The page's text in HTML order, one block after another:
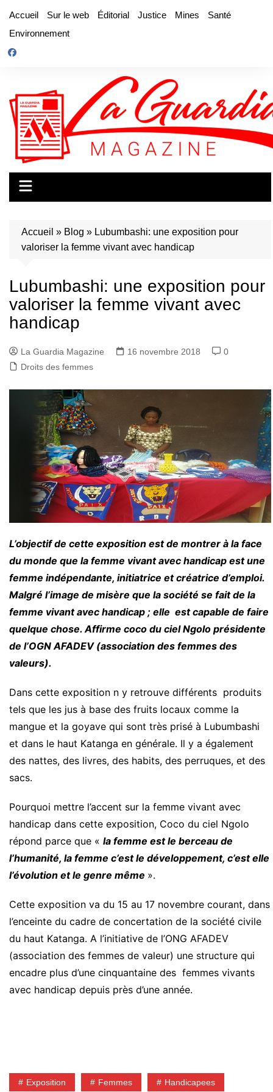
contenu
Accueil Sur le web Éditorial Justice Mines
Santé
Environnement
Accueil » Blog » Lubumbashi: une exposition pour
valoriser la femme vivant avec handicap
Lubumbashi: une exposition pour
valoriser la femme vivant avec
handicap
La Guardia Magazine 16 novembre 2018
0
Droits des femmes
L’objectif de cette exposition est de montrer à la face
du monde que la femme vivant avec handicap est une
femme indépendante, initiatrice et créatrice d’emploi.
Malgré l’image de misère que la société se fait de la
femme vivant avec handicap ; elle est capable de faire
quelque chose. Affirme coco du ciel Ngolo présidente
de l’OGN AFADEV (association des femmes des
valeurs).
Dans cette exposition n y retrouve différents produits
tels que les jus à base des fruits locaux comme la
mangue et la goyave qui sont très prisé à Lubumbashi
et dans le haut Katanga en générale. Il y a également
des nattes, des livres, des habits, des perruques, et des
sacs.
Pourquoi mettre l’accent sur la femme vivant avec
handicap dans cette exposition, Coco du ciel Ngolo
répond parce que « la femme est le berceau de
l’humanité, la femme c’est le développement, c’est elle
l’évolution et le genre même ».
Cette exposition va du 15 au 17 novembre courant, dans
l’enceinte du cadre de concertation de la société civile
du haut Katanga. A l’initiative de l’ONG AFADEV
(association des femmes de valeur) une structure qui
encadre plus d’une cinquantaine des femmes vivants
avec handicap depuis près d’une année.
Exposition Femmes Handicapees